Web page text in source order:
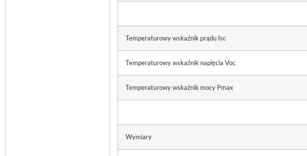
Temperaturowy wskaźnik prądu Isc
Temperaturowy wskaźnik napięcia Voc
Temperaturowy wskaźnik mocy Pmax
Wymiary